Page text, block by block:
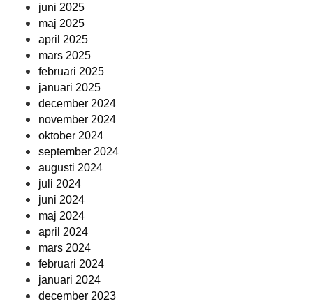
juni 2025
maj 2025
april 2025
mars 2025
februari 2025
januari 2025
december 2024
november 2024
oktober 2024
september 2024
augusti 2024
juli 2024
juni 2024
maj 2024
april 2024
mars 2024
februari 2024
januari 2024
december 2023